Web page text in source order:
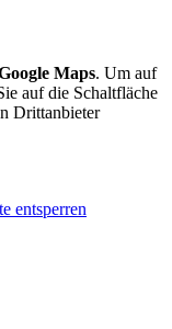
Maps. Um auf
auf die Schaltfläche
Drittanbieter
entsperren